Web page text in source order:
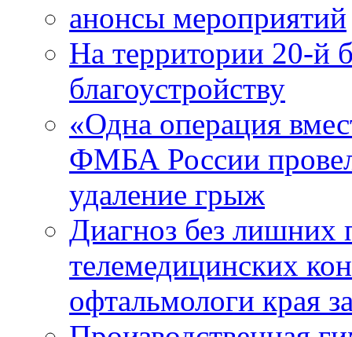
анонсы мероприятий
На территории 20-й
благоустройству
«Одна операция
ФМБА России
удаление грыж
Диагноз без лишних
телемедицинских
офтальмологи края